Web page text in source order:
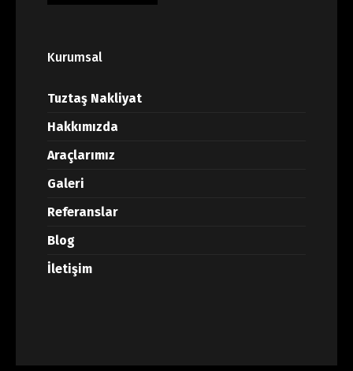
Kurumsal
Tuztaş Nakliyat
Hakkımızda
Araçlarımız
Galeri
Referanslar
Blog
İletişim